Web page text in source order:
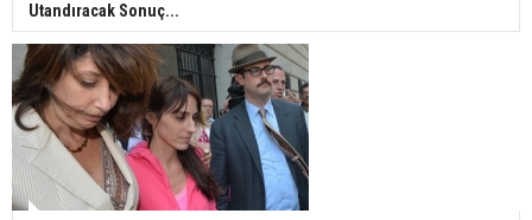
Utandıracak Sonuç...